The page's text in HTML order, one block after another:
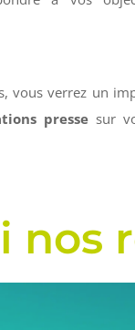
vous verrez un
presse sur
nos